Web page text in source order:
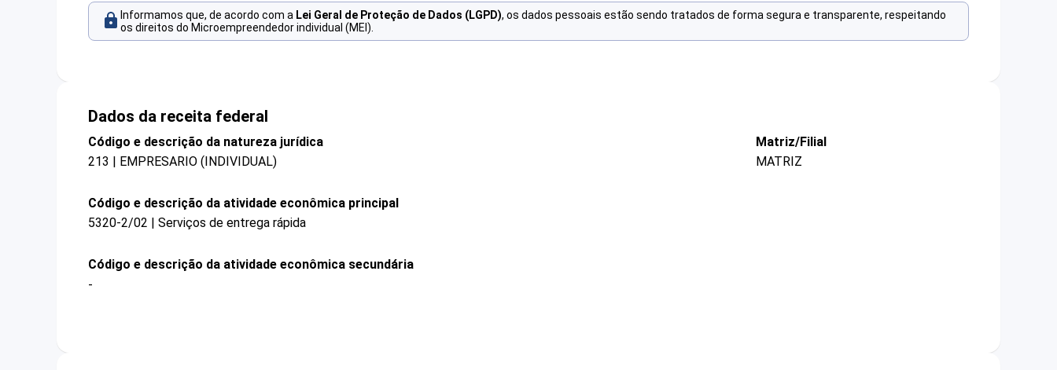
Informamos que, de acordo com a Lei Geral de Proteção de Dados (LGPD), os dados pessoais estão sendo tratados de forma segura e transparente, respeitando
os direitos do Microempreendedor individual (MEI).
Dados da receita federal
Código e descrição da natureza jurídica
213 | EMPRESARIO (INDIVIDUAL)
Matriz/Filial
MATRIZ
Código e descrição da atividade econômica principal
5320-2/02 | Serviços de entrega rápida
Código e descrição da atividade econômica secundária
-